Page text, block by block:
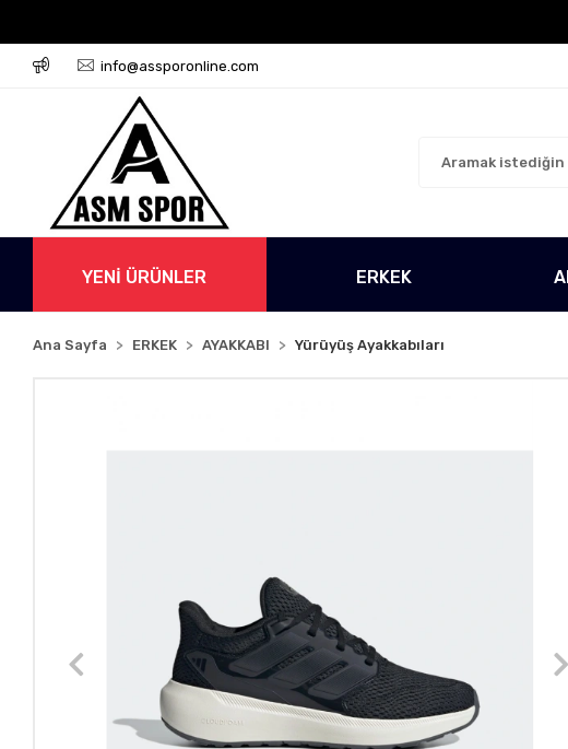
info@assporonline.com
YENİ ÜRÜNLER ERKEK
Ana Sayfa ERKEK AYAKKABI Yürüyüş Ayakkabıları